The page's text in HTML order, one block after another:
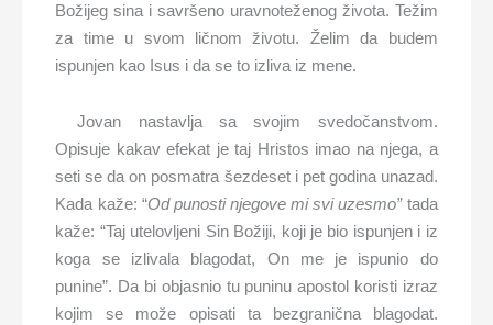
Božijeg sina i savršeno uravnoteženog života. Težim
za time u svom ličnom životu. Želim da budem
ispunjen kao Isus i da se to izliva iz mene.
Jovan nastavlja sa svojim svedočanstvom.
Opisuje kakav efekat je taj Hristos imao na njega, a
seti se da on posmatra šezdeset i pet godina unazad.
Kada kaže: “Od punosti njegove mi svi uzesmo”tada
kaže: “Taj utelovljeni Sin Božiji, koji je bio ispunjen i iz
koga se izlivala blagodat, On me je ispunio do
punine”. Da bi objasnio tu puninu apostol koristi izraz
kojim se može opisati ta bezgranična blagodat.